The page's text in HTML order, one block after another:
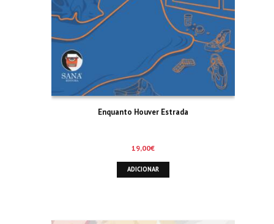
Enquanto Houver Estrada
19,00€
ADICIONAR